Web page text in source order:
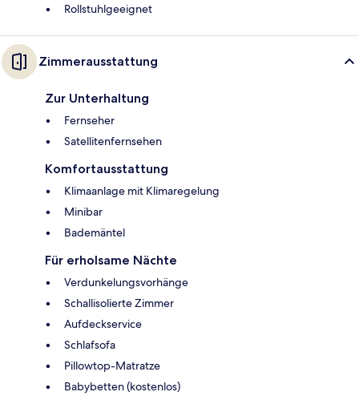
Rollstuhlgeeignet
Zimmerausstattung
Zur Unterhaltung
Fernseher
Satellitenfernsehen
Komfortausstattung
Klimaanlage mit Klimaregelung
Minibar
Bademäntel
Für erholsame Nächte
Verdunkelungsvorhänge
Schallisolierte Zimmer
Aufdeckservice
Schlafsofa
Pillowtop-Matratze
Babybetten (kostenlos)